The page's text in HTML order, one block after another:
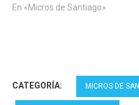
En «Micros de Santiago»
CATEGORÍA: MICROS DE